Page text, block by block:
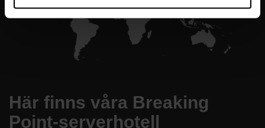
Här finns våra Breaking
Point-serverhotell